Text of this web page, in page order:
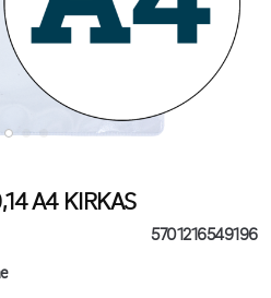
A4 KIRKAS
5701216549196